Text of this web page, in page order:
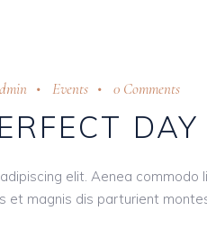
Events 0 Comments
DAY
elit. Aenea commodo
et magnis dis parturient